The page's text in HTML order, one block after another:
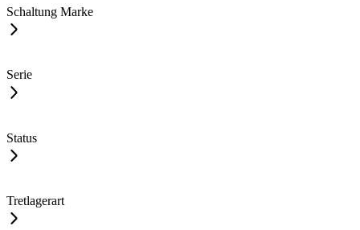
Schaltung Marke
Serie
Status
Tretlagerart